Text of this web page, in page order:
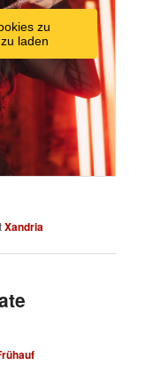
zu
laden
Xandria